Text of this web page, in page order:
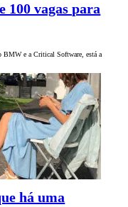
100 vagas para
BMW e a Critical Software, está a
há uma